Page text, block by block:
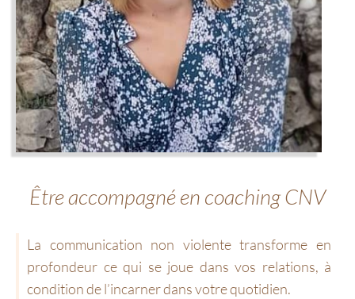
Être accompagné en coaching CNV
La communication non violente transforme en
profondeur ce qui se joue dans vos relations, à
condition de l’incarner dans votre quotidien.